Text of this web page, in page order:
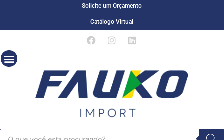
Solicite um Orçamento
Catálogo Virtual